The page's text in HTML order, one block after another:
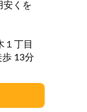
くを
１丁目
鹿児島本線 竹下 駅 徒歩 13分